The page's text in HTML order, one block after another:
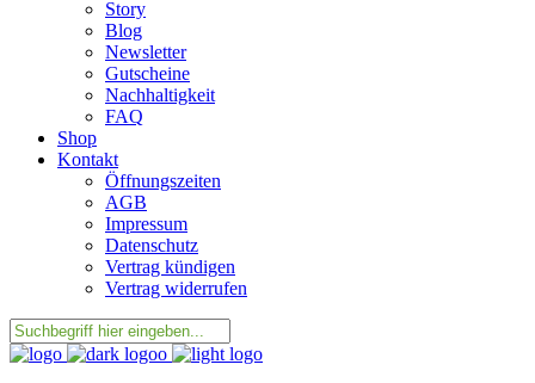
Story
Blog
Newsletter
Gutscheine
Nachhaltigkeit
FAQ
Shop
Kontakt
Öffnungszeiten
AGB
Impressum
Datenschutz
Vertrag kündigen
Vertrag widerrufen